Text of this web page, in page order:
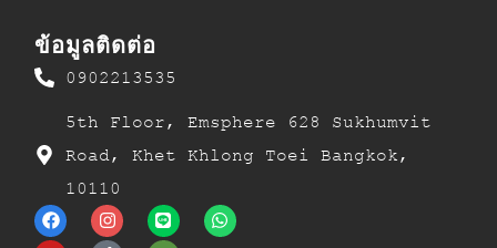
ข้อมูลติดต่อ
0902213535
5th Floor, Emsphere 628 Sukhumvit
Road, Khet Khlong Toei Bangkok,
10110